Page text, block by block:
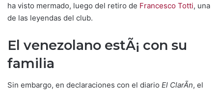
ha visto mermado, luego del retiro de Francesco Totti, una
de las leyendas del club.
El venezolano estÃ¡ con su
familia
Sin embargo, en declaraciones con el diario El ClarÃ­n, el